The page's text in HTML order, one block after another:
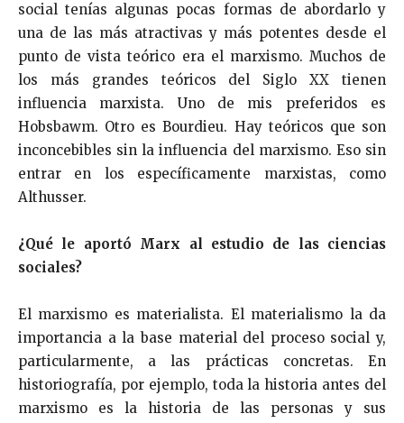
social tenías algunas pocas formas de abordarlo y
una de las más atractivas y más potentes desde el
punto de vista teórico era el marxismo. Muchos de
los más grandes teóricos del Siglo XX tienen
influencia marxista. Uno de mis preferidos es
Hobsbawm. Otro es Bourdieu. Hay teóricos que son
inconcebibles sin la influencia del marxismo. Eso sin
entrar en los específicamente marxistas, como
Althusser.
¿Qué le aportó Marx al estudio de las ciencias
sociales?
El marxismo es materialista. El materialismo la da
importancia a la base material del proceso social y,
particularmente, a las prácticas concretas. En
historiografía, por ejemplo, toda la historia antes del
marxismo es la historia de las personas y sus